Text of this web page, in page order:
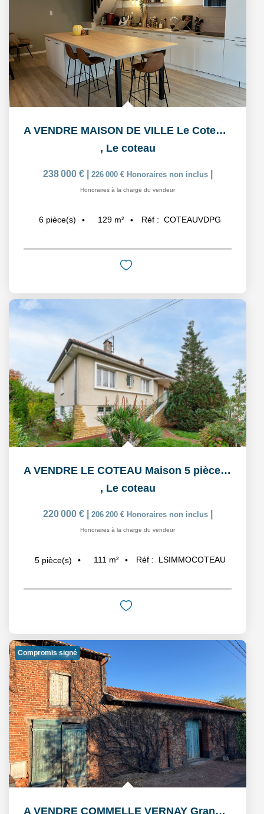
A VENDRE MAISON DE VILLE Le Coteau 6 pièce(s) 129.10 m2
, Le coteau
238 000 € 226 000 € Honoraires non inclus
Honoraires à la charge du vendeur
6 pièce(s) 129 m² Réf : COTEAUVDPG
A VENDRE LE COTEAU Maison 5 pièce(s) 111 m2
, Le coteau
220 000 € 206 200 € Honoraires non inclus
Honoraires à la charge du vendeur
5 pièce(s) 111 m² Réf : LSIMMOCOTEAU
Compromis signé
A VENDRE COMMELLE VERNAY Grange à aménager de 154,86 m2